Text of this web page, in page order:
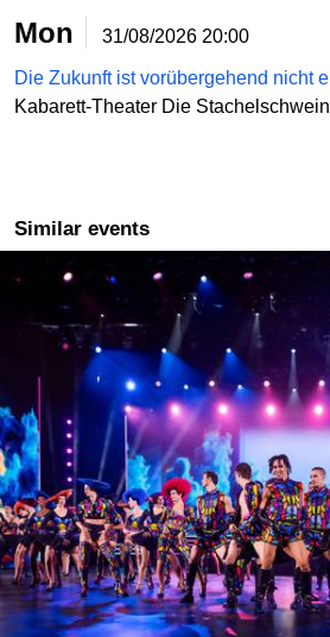
Mon 31/08/2026 20:00
Die Zukunft ist vorübergehend nicht
Kabarett-Theater Die
Similar events